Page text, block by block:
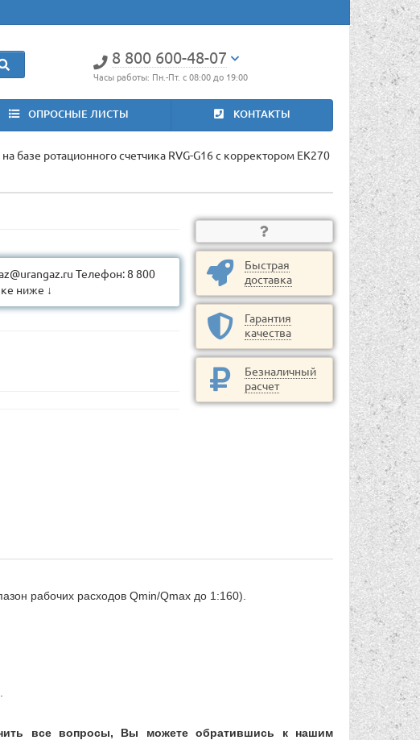
8 800 600-48-07
Часы работы: Пн.-Пт. с 08:00 до 19:00
ОПРОСНЫЕ ЛИСТЫ КОНТАКТЫ
базе ротационного счетчика RVG-G16 с корректором ЕК270
Телефон: 8 800
ниже ↓
Быстрая
доставка
Гарантия
качества
Безналичный
расчет
рабочих расходов Qmin/Qmax до 1:160).
все вопросы, Вы можете обратившись к нашим